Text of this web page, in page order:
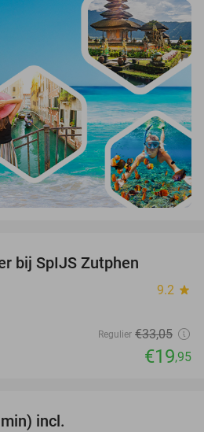
bij SpIJS Zutphen
9.2 star
Regulier €33,05
€19,95
incl.